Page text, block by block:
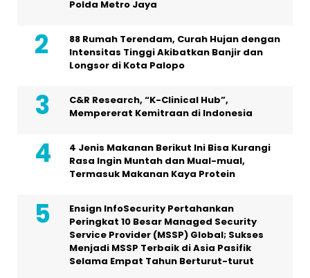
Polda Metro Jaya
88 Rumah Terendam, Curah Hujan dengan
Intensitas Tinggi Akibatkan Banjir dan
Longsor di Kota Palopo
C&R Research, “K-Clinical Hub”,
Mempererat Kemitraan di Indonesia
4 Jenis Makanan Berikut Ini Bisa Kurangi
Rasa Ingin Muntah dan Mual-mual,
Termasuk Makanan Kaya Protein
Ensign InfoSecurity Pertahankan
Peringkat 10 Besar Managed Security
Service Provider (MSSP) Global; Sukses
Menjadi MSSP Terbaik di Asia Pasifik
Selama Empat Tahun Berturut-turut